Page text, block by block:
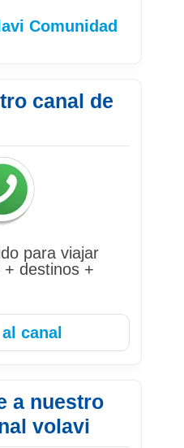
Comunidad
canal de
para viajar
destinos +
canal
a nuestro
volavi